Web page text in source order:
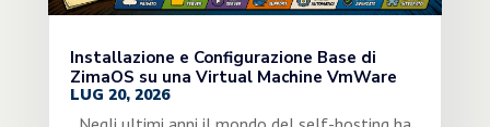
Installazione e Configurazione Base di
ZimaOS su una Virtual Machine VmWare
LUG 20, 2026